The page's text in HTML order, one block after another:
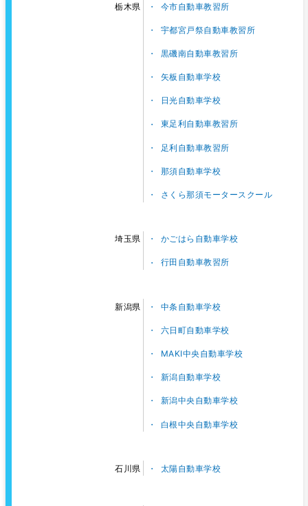
栃木県 今市自動車教習所
宇都宮戸祭自動車教習所
黒磯南自動車教習所
矢板自動車学校
日光自動車学校
東足利自動車教習所
足利自動車教習所
那須自動車学校
さくら那須モータースクール
埼玉県 かごはら自動車学校
行田自動車教習所
新潟県 中条自動車学校
六日町自動車学校
MAKI中央自動車学校
新潟自動車学校
新潟中央自動車学校
白根中央自動車学校
石川県 太陽自動車学校